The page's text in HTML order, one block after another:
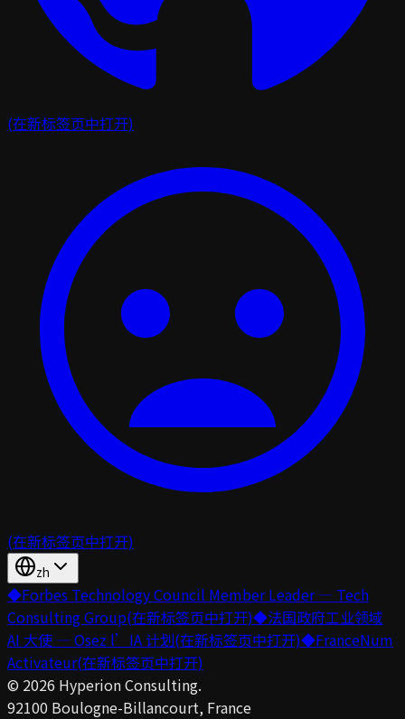
(在新标签页中打开)
(在新标签页中打开)
zh
◆Forbes Technology Council Member Leader — Tech
Consulting Group(在新标签页中打开)◆法国政府工业领域
AI 大使 — Osez l’IA 计划(在新标签页中打开)◆FranceNum
Activateur(在新标签页中打开)
© 2026 Hyperion Consulting.
92100 Boulogne-Billancourt, France